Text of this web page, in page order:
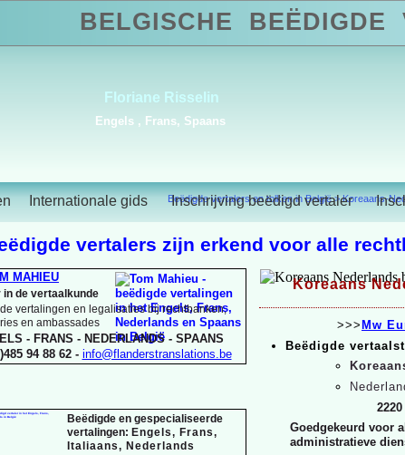
Beëdigde vertalers en tolken in België>Koreaans-
Internationale gids Inschrijving beëdigd vertaler
Alba Carvajal
Duits, Engels, Frans,
Portugees, Spaans
BELGISCHE BEËDIGDE
vertalers zijn erkend voor alle
MAHIEU
in de vertaalkunde
vertalingen en legalisaties bij rechtbanken,
en ambassades
- FRANS - NEDERLANDS - SPAANS
94 88 62 - info@flanderstranslations.be
Beëdigde en gespecialiseerde
vertalingen: Engels, Frans,
Italiaans, Nederlands
>>> Mw
Beëdigde
Goedgekeurd voor
administratieve
Koreaans